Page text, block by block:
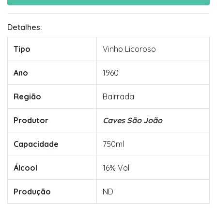
Detalhes:
Tipo Vinho Licoroso
Ano 1960
Região Bairrada
Produtor Caves São João
Capacidade 750ml
Álcool 16% Vol
Produção ND